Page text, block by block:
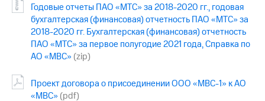
Годовые отчеты ПАО «МТС» за 2018-2020 гг., годовая
бухгалтерская (финансовая) отчетность ПАО «МТС» за
2018-2020 гг. Бухгалтерская (финансовая) отчетность
ПАО «МТС» за первое полугодие 2021 года, Справка по
АО «МВС» (zip)
Проект договора о присоединении ООО «МВС-1» к АО
«МВС» (pdf)